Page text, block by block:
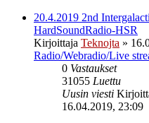
20.4.2019 2nd
HardSoundRadio-HSR
Kirjoittaja Teknojta »
Radio/Webradio/Live
0 Vastaukset
31055 Luettu
Uusin viesti
16.04.2019, 23:09